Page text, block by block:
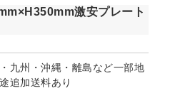
激安プレート
九州・沖縄・離島など一部地
追加送料あり